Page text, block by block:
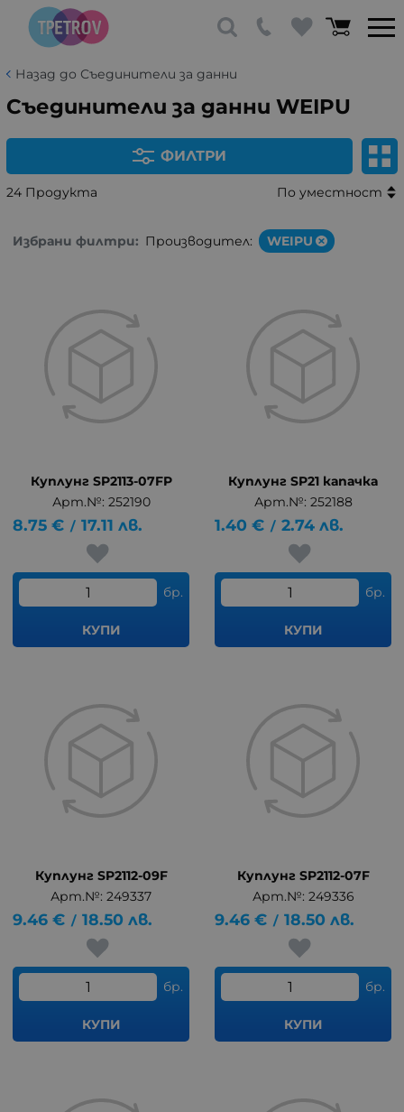
Назад до Съединители за данни
Съединители за данни WEIPU
ФИЛТРИ
24 Продукта По уместност
Избрани филтри: Производител: WEIPU
Куплунг SP2113-07FP
Арт.№: 252190
8.75 € / 17.11 лв.
бр.
КУПИ
Куплунг SP21 капачка
Арт.№: 252188
1.40 € / 2.74 лв.
бр.
КУПИ
Куплунг SP2112-09F
Арт.№: 249337
9.46 € / 18.50 лв.
бр.
КУПИ
Куплунг SP2112-07F
Арт.№: 249336
9.46 € / 18.50 лв.
бр.
КУПИ